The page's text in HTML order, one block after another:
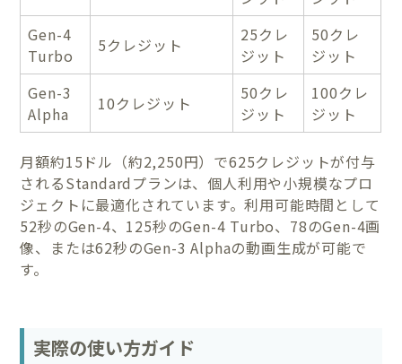
Gen-4
Turbo
5クレジット
25クレ
ジット
50クレ
ジット
Gen-3
Alpha
10クレジット
50クレ
ジット
100クレ
ジット
月額約15ドル（約2,250円）で625クレジットが付与
されるStandardプランは、個人利用や小規模なプロ
ジェクトに最適化されています。利用可能時間として
52秒のGen-4、125秒のGen-4 Turbo、78のGen-4画
像、または62秒のGen-3 Alphaの動画生成が可能で
す。
実際の使い方ガイド